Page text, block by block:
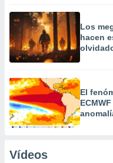
Los
hacen
El
Vídeos